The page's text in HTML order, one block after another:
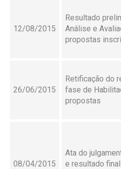
12/08/2015
Resultado
Análise e
propostas
26/06/2015
Retificação do
fase de
propostas
08/04/2015
Ata do
e resultado